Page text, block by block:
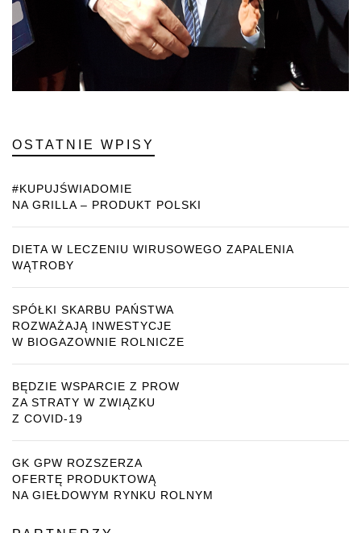
OSTATNIE WPISY
#KUPUJŚWIADOMIE
NA GRILLA – PRODUKT POLSKI
DIETA W LECZENIU WIRUSOWEGO ZAPALENIA
WĄTROBY
SPÓŁKI SKARBU PAŃSTWA
ROZWAŻAJĄ INWESTYCJE
W BIOGAZOWNIE ROLNICZE
BĘDZIE WSPARCIE Z PROW
ZA STRATY W ZWIĄZKU
Z COVID-19
GK GPW ROZSZERZA
OFERTĘ PRODUKTOWĄ
NA GIEŁDOWYM RYNKU ROLNYM